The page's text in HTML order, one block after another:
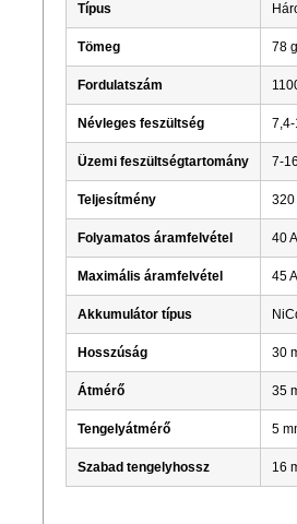
Típus
Tömeg 78 g
Fordulatszám
Névleges feszültség
Üzemi feszültségtartomány 7-
Teljesítmény 320
Folyamatos áramfelvétel 40 A
Maximális áramfelvétel 45
Akkumulátor típus
Hosszúság 30
Átmérő 35
Tengelyátmérő 5
Szabad tengelyhossz 16